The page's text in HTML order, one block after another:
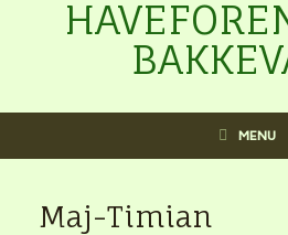
MENU
Maj-Timian